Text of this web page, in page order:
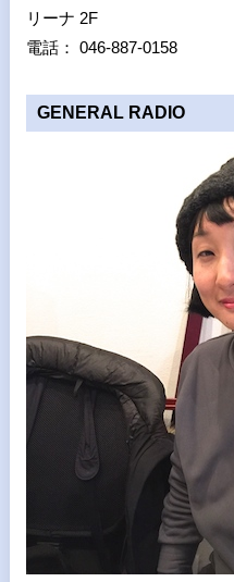
リーナ 2F
電話： 046-887-0158
GENERAL RADIO